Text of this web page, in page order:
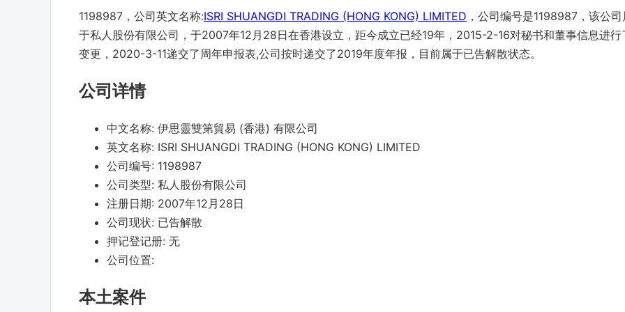
1198987，公司英文名称:ISRI SHUANGDI TRADING (HONG KONG) LIMITED ，公司编号是1198987，该公司
于私人股份有限公司，于2007年12月28日在香港设立，距今成立已经19年，2015-2-16对秘书和董事信息进行
变更，2020-3-11递交了周年申报表,公司按时递交了2019年度年报，目前属于已告解散状态。
公司详情
中文名称: 伊思靈雙第貿易 (香港) 有限公司
英文名称: ISRI SHUANGDI TRADING (HONG KONG) LIMITED
公司编号: 1198987
公司类型: 私人股份有限公司
注册日期: 2007年12月28日
公司现状: 已告解散
押记登记册: 无
公司位置:
本土案件